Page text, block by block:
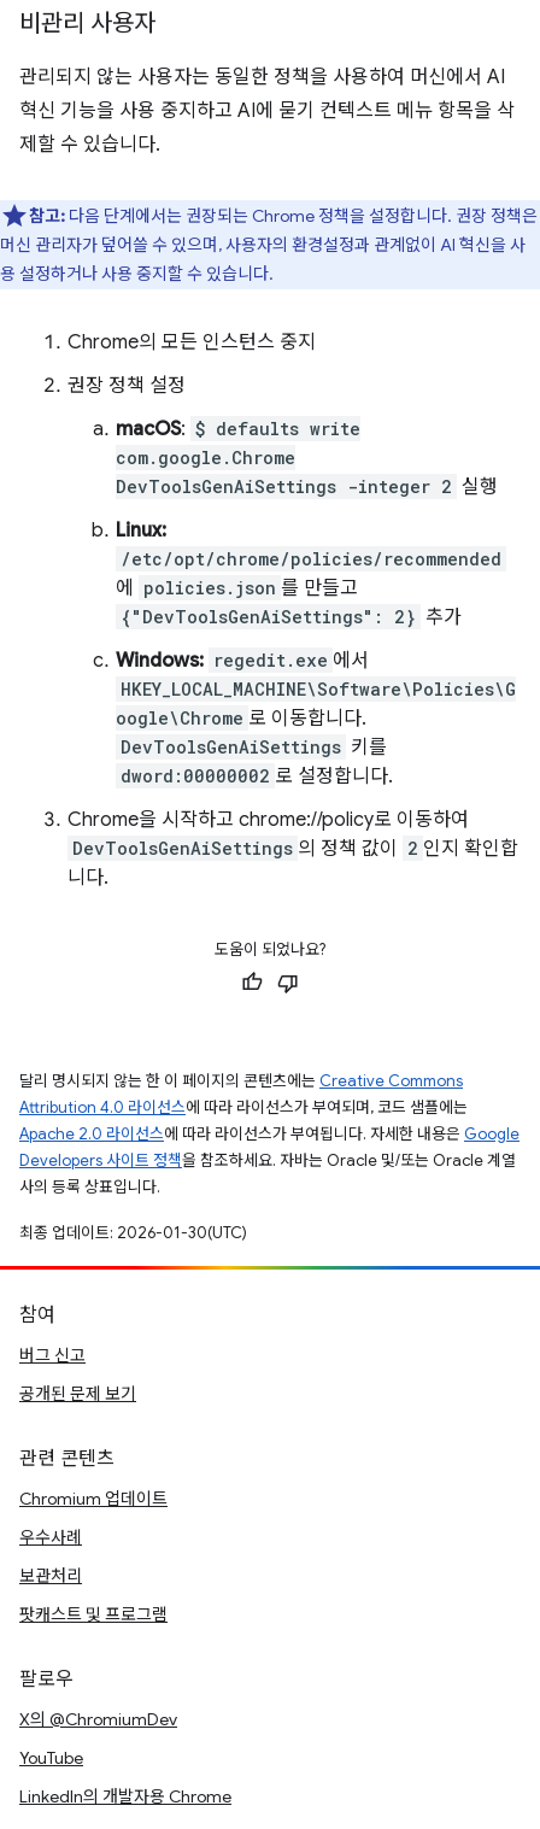
비관리 사용자
관리되지 않는 사용자는 동일한 정책을 사용하여 머신에서 AI
혁신 기능을 사용 중지하고 AI에 묻기 컨텍스트 메뉴 항목을 삭
제할 수 있습니다.
참고: 다음 단계에서는 권장되는 Chrome 정책을 설정합니다. 권장 정책은
머신 관리자가 덮어쓸 수 있으며, 사용자의 환경설정과 관계없이 AI 혁신을 사
용 설정하거나 사용 중지할 수 있습니다.
Chrome의 모든 인스턴스 중지
권장 정책 설정
macOS: $ defaults write
com.google.Chrome
DevToolsGenAiSettings -integer 2 실행
Linux:
/etc/opt/chrome/policies/recommended
에 policies.json 를 만들고
{"DevToolsGenAiSettings": 2} 추가
Windows: regedit.exe 에서
HKEY_LOCAL_MACHINE\Software\Policies\G
oogle\Chrome 로 이동합니다.
DevToolsGenAiSettings 키를
dword:00000002 로 설정합니다.
Chrome을 시작하고 chrome://policy로 이동하여
DevToolsGenAiSettings 의 정책 값이 2 인지 확인합
니다.
도움이 되었나요?
달리 명시되지 않는 한 이 페이지의 콘텐츠에는 Creative Commons
Attribution 4.0 라이선스에 따라 라이선스가 부여되며, 코드 샘플에는
Apache 2.0 라이선스에 따라 라이선스가 부여됩니다. 자세한 내용은 Google
Developers 사이트 정책을 참조하세요. 자바는 Oracle 및/또는 Oracle 계열
사의 등록 상표입니다.
최종 업데이트: 2026-01-30(UTC)
참여
버그 신고
공개된 문제 보기
관련 콘텐츠
Chromium 업데이트
우수사례
보관처리
팟캐스트 및 프로그램
팔로우
X의 @ChromiumDev
YouTube
LinkedIn의 개발자용 Chrome